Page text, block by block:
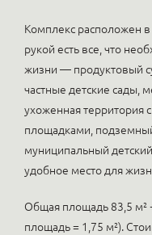
Комплекс расположен
рукой есть все, что
жизни — продуктовый
частные детские сады,
ухоженная территория
площадками,
муниципальный
удобное место для
Общая площадь 83,5 м²
площадь = 1,75 м²).